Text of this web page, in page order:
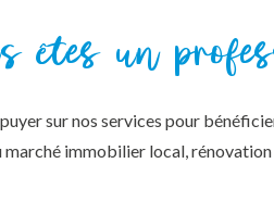
êtes un
sur nos services pour
immobilier local,